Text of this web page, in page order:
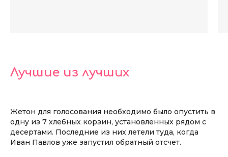
Лучшие из лучших
Жетон для голосования необходимо было опустить в
одну из 7 хлебных корзин, установленных рядом с
десертами. Последние из них летели туда, когда
Иван Павлов уже запустил обратный отсчет.
Если у вас возникли вопросы